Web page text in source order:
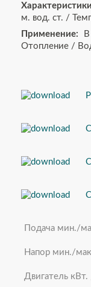
м. вод. ст. /
Применение: В
Отопление /
Подача мин./
Напор мин./
Двигатель кВт.